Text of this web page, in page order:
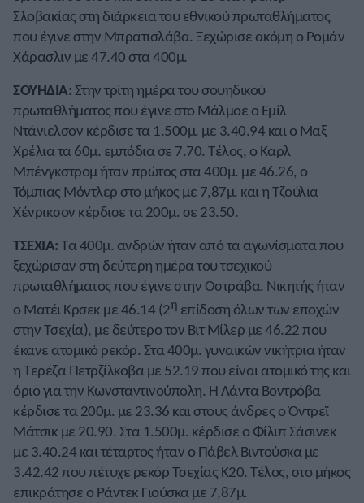
Σλοβακίας στη διάρκεια του εθνικού πρωταθλήματος
που έγινε στην Μπρατισλάβα. Ξεχώρισε ακόμη ο Ρομάν
Χάρασλιν με 47.40 στα 400μ.
ΣΟΥΗΔΙΑ:Στην τρίτη ημέρα του σουηδικού
πρωταθλήματος που έγινε στο Μάλμοε ο Εμίλ
Ντάνιελσον κέρδισε τα 1.500μ. με 3.40.94 και ο Μαξ
Χρέλια τα 60μ. εμπόδια σε 7.70. Τέλος, ο Καρλ
Μπένγκστρομ ήταν πρώτος στα 400μ. με 46.26, ο
Τόμπιας Μόντλερ στο μήκος με 7,87μ. και η Τζούλια
Χένρικσον κέρδισε τα 200μ. σε 23.50.
ΤΣΕΧΙΑ:Τα 400μ. ανδρών ήταν από τα αγωνίσματα που
ξεχώρισαν στη δεύτερη ημέρα του τσεχικού
πρωταθλήματος που έγινε στην Οστράβα. Νικητής ήταν
ο Ματέι Κρσεκ με 46.14 (2η επίδοση όλων των εποχών
στην Τσεχία), με δεύτερο τον Βιτ Μίλερ με 46.22 που
έκανε ατομικό ρεκόρ. Στα 400μ. γυναικών νικήτρια ήταν
η Τερέζα Πετρζίλκοβα με 52.19 που είναι ατομικό της και
όριο για την Κωνσταντινούπολη. Η Λάντα Βοντρόβα
κέρδισε τα 200μ. με 23.36 και στους άνδρες ο Όντρεϊ
Μάτσικ με 20.90. Στα 1.500μ. κέρδισε ο Φίλιπ Σάσινεκ
με 3.40.24 και τέταρτος ήταν ο Πάβελ Βιντούσκα με
3.42.42 που πέτυχε ρεκόρ Τσεχίας Κ20. Τέλος, στο μήκος
επικράτησε ο Ράντεκ Γιούσκα με 7,87μ.